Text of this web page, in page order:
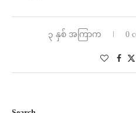
၃ နှစ် အကြာက 0